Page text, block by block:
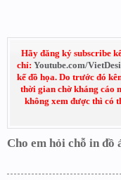
Hãy đăng ký subscribe
chỉ: Youtube.com/
kế đồ họa. Do trước đó
thời gian chờ kháng cáo
không xem được thì có
Cho em hỏi chỗ in đồ